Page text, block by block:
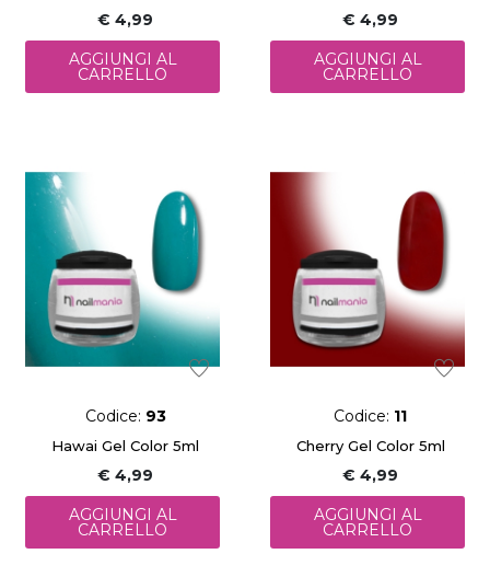
€ 4,99
AGGIUNGI AL
CARRELLO
€ 4,99
AGGIUNGI AL
CARRELLO
Codice: 93
Hawai Gel Color 5ml
€ 4,99
AGGIUNGI AL
CARRELLO
Codice: 11
Cherry Gel Color 5ml
€ 4,99
AGGIUNGI AL
CARRELLO